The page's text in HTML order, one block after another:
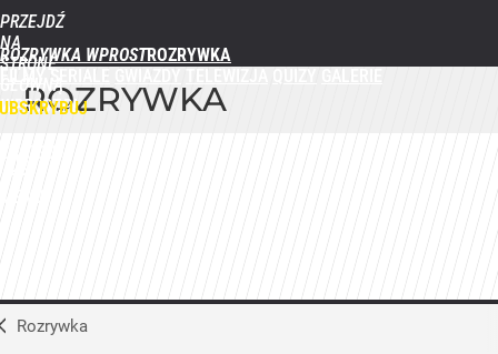
PRZEJDŹ
NA
STRONĘ
GŁÓWNĄ
WPROST.PL
ROZRYWKA WPROST
ROZRYWKA
Rozrywka